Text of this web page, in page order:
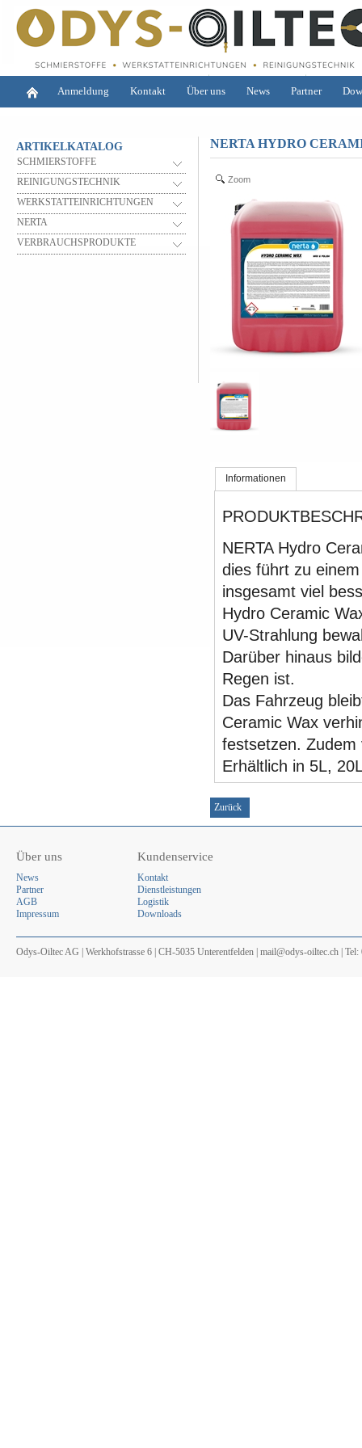
Anmeldung Kontakt Über uns News Partner
ARTIKELKATALOG
SCHMIERSTOFFE
REINIGUNGSTECHNIK
WERKSTATTEINRICHTUNGEN
NERTA
VERBRAUCHSPRODUKTE
NERTA HYDRO
Zoom
Informationen
NERTA Hydro
dies führt zu
insgesamt viel
Hydro Ceramic
UV-Strahlung
Darüber hinaus
Regen ist.
Das Fahrzeug
Ceramic Wax
festsetzen.
Erhältlich in 5L,
Zurück
Über uns
News
Partner
AGB
Impressum
Kundenservice
Kontakt
Dienstleistungen
Logistik
Downloads
Odys-Oiltec AG | Werkhofstrasse 6 | CH-5035 Unterentfelden | mail@odys-oiltec.ch |